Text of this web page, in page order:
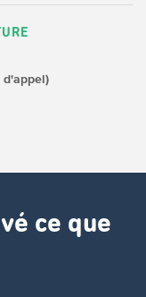
d'appel)
ce que